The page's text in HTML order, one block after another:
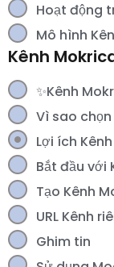
Hoạt động
Mô hình
Kênh
✨Kênh
Vì sao
Lợi ích
Bắt đầu với
Tạo Kênh
URL Kênh
Ghim tin